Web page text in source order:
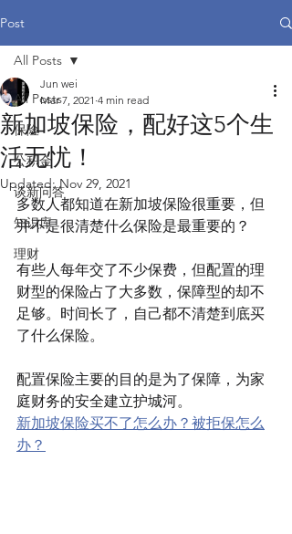
Post
All Posts
保险
公积金
谈新问答
知识库
理财
All Posts
新加坡保险，配好这5个生
活无忧！
Jun wei
Mar 7, 2021 4 min read
Updated:Nov 29, 2021
多数人都知道在新加坡保险很重要，但
并不是很清楚什么保险是最重要的？
有些人每年交了不少保费，但配置的理
财型的保险占了大多数，保障型的却不
足够。时间长了，自己都不清楚到底买
了什么保险。
配置保险主要的目的是为了保障，为家
庭财务的安全建立护城河。
新加坡保险买不了怎么办？被拒保怎么
办？